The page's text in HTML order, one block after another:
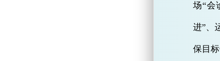
场“会
进”、
保目